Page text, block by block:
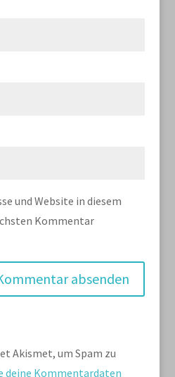
und Website in diesem
Kommentar
Akismet, um Spam zu
deine Kommentardaten